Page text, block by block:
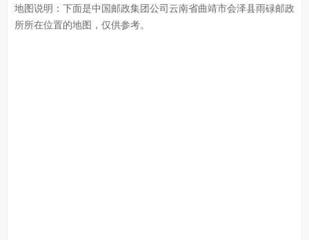
地图说明：下面是中国邮政集团公司云南省曲靖市会泽县雨碌邮政
所所在位置的地图，仅供参考。